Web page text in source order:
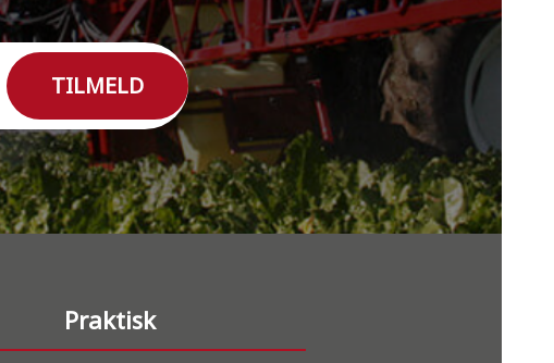
TILMELD
Praktisk